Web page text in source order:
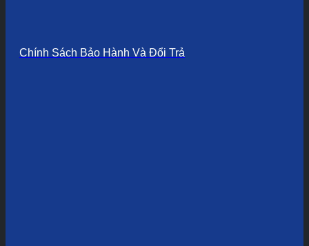
Chính Sách Bảo Hành Và Đổi Trả